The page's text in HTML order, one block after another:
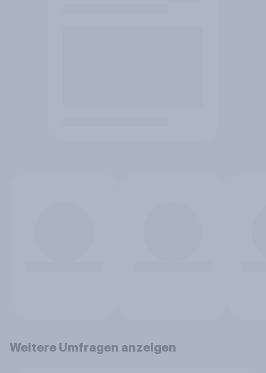
Weitere Umfragen anzeigen